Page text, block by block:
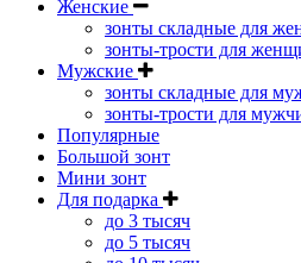
Женские
зонты складные для
зонты-трости для
Мужские
зонты складные для
зонты-трости для
Популярные
Большой зонт
Мини зонт
Для подарка
до 3 тысяч
до 5 тысяч